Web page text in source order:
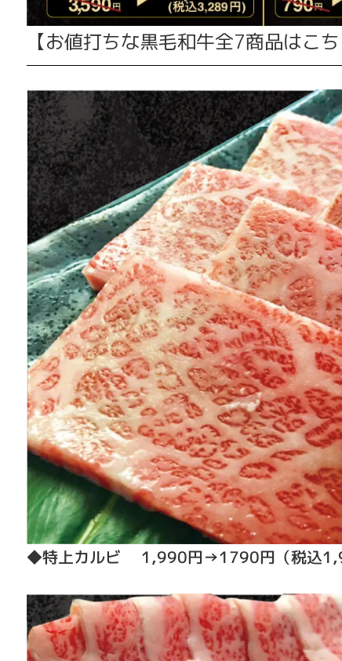
【お値打ちな黒毛和牛全7商品はこ
◆特上カルビ 1,990円→1790円（税込